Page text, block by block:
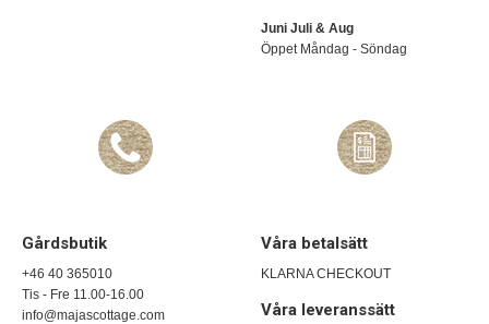
Juni Juli & Aug
Öppet Måndag - Söndag
Gårdsbutik
+46 40 365010
Tis - Fre 11.00-16.00
info@majascottage.com
Våra betalsätt
KLARNA CHECKOUT
Våra leveranssätt